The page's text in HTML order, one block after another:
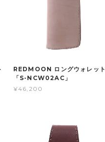
REDMOON ロングウォレット
「S-NCW02AC」
¥46,200